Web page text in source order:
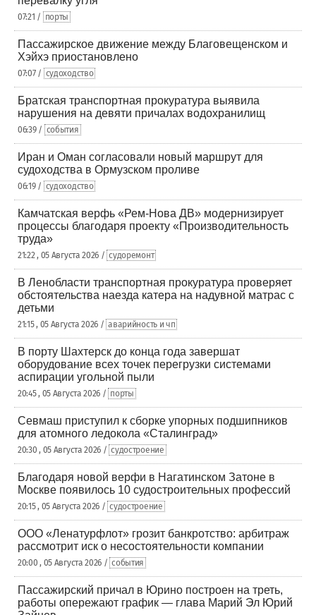
07:21 / порты
Пассажирское движение между Благовещенском и
Хэйхэ приостановлено
07:07 / судоходство
Братская транспортная прокуратура выявила
нарушения на девяти причалах водохранилищ
06:39 / события
Иран и Оман согласовали новый маршрут для
судоходства в Ормузском проливе
06:19 / судоходство
Камчатская верфь «Рем-Нова ДВ» модернизирует
процессы благодаря проекту «Производительность
труда»
21:22 , 05 Августа 2026 / судоремонт
В Ленобласти транспортная прокуратура проверяет
обстоятельства наезда катера на надувной матрас с
детьми
21:15 , 05 Августа 2026 / аварийность и чп
В порту Шахтерск до конца года завершат
оборудование всех точек перегрузки системами
аспирации угольной пыли
20:45 , 05 Августа 2026 / порты
Севмаш приступил к сборке упорных подшипников
для атомного ледокола «Сталинград»
20:30 , 05 Августа 2026 / судостроение
Благодаря новой верфи в Нагатинском Затоне в
Москве появилось 10 судостроительных профессий
20:15 , 05 Августа 2026 / судостроение
ООО «Ленатурфлот» грозит банкротство: арбитраж
рассмотрит иск о несостоятельности компании
20:00 , 05 Августа 2026 / события
Пассажирский причал в Юрино построен на треть,
работы опережают график — глава Марий Эл Юрий